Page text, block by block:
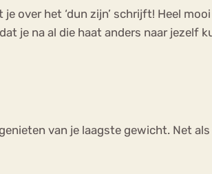
over het ‘dun zijn’ schrijft! Heel
je na al die haat anders naar jezelf
van je laagste gewicht. Net